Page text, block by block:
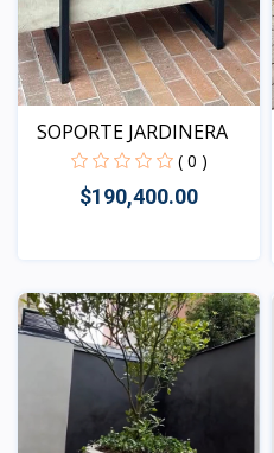
SOPORTE JARDINERA
( 0 )
$190,400.00